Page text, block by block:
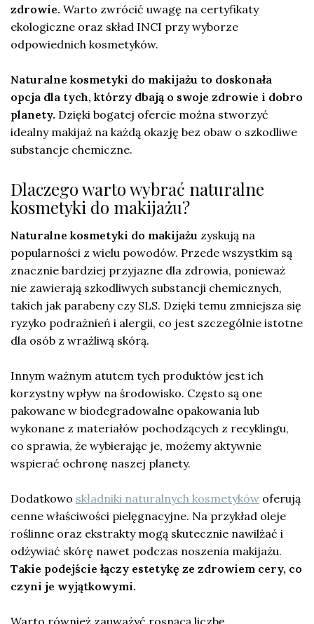
zdrowie. Warto zwrócić uwagę na certyfikaty
ekologiczne oraz skład INCI przy wyborze
odpowiednich kosmetyków.
Naturalne kosmetyki do makijażu to doskonała
opcja dla tych, którzy dbają o swoje zdrowie i dobro
planety. Dzięki bogatej ofercie można stworzyć
idealny makijaż na każdą okazję bez obaw o szkodliwe
substancje chemiczne.
Dlaczego warto wybrać naturalne
kosmetyki do makijażu?
Naturalne kosmetyki do makijażu zyskują na
popularności z wielu powodów. Przede wszystkim są
znacznie bardziej przyjazne dla zdrowia, ponieważ
nie zawierają szkodliwych substancji chemicznych,
takich jak parabeny czy SLS. Dzięki temu zmniejsza się
ryzyko podrażnień i alergii, co jest szczególnie istotne
dla osób z wrażliwą skórą.
Innym ważnym atutem tych produktów jest ich
korzystny wpływ na środowisko. Często są one
pakowane w biodegradowalne opakowania lub
wykonane z materiałów pochodzących z recyklingu,
co sprawia, że wybierając je, możemy aktywnie
wspierać ochronę naszej planety.
Dodatkowo składniki naturalnych kosmetyków oferują
cenne właściwości pielęgnacyjne. Na przykład oleje
roślinne oraz ekstrakty mogą skutecznie nawilżać i
odżywiać skórę nawet podczas noszenia makijażu.
Takie podejście łączy estetykę ze zdrowiem cery, co
czyni je wyjątkowymi.
Warto również zauważyć rosnącą liczbę